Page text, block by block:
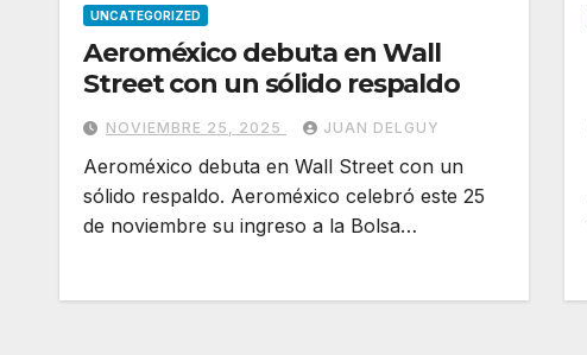
UNCATEGORIZED
Aeroméxico debuta en Wall
Street con un sólido respaldo
NOVIEMBRE 25, 2025 JUAN DELGUY
Aeroméxico debuta en Wall Street con un
sólido respaldo. Aeroméxico celebró este 25
de noviembre su ingreso a la Bolsa…